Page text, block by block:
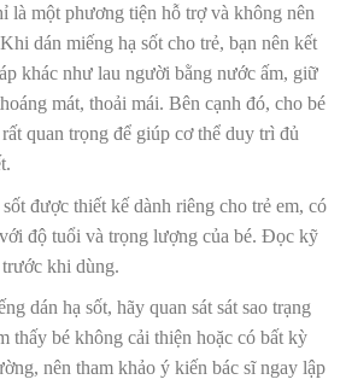
là một phương tiện hỗ trợ và không nên
dán miếng hạ sốt cho trẻ, bạn nên kết
khác như lau người bằng nước ấm, giữ
mát, thoải mái. Bên cạnh đó, cho bé
quan trọng để giúp cơ thể duy trì đủ
được thiết kế dành riêng cho trẻ em, có
độ tuổi và trọng lượng của bé. Đọc kỹ
khi dùng.
dán hạ sốt, hãy quan sát sát sao trạng
thấy bé không cải thiện hoặc có bất kỳ
nên tham khảo ý kiến bác sĩ ngay lập